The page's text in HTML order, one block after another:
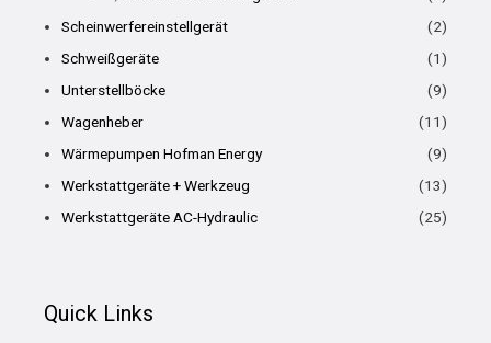
Scheinwerfereinstellgerät
(2)
Schweißgeräte
(1)
Unterstellböcke
(9)
Wagenheber
(11)
Wärmepumpen Hofman Energy
(9)
Werkstattgeräte + Werkzeug
(13)
Werkstattgeräte AC-Hydraulic
(25)
Quick Links